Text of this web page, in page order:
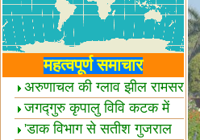
महत्वपूर्ण समाचार
अरुणाचल की ग्लाव झील रामसर
स्थल घोषित
जगद्गुरु कृपालु विवि कटक में
शैक्षिक सत्र शुरू
'डाक विभाग से सतीश गुजराल